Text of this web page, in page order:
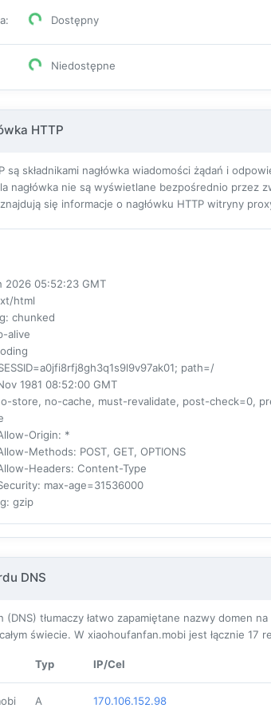
: Dostępny
Niedostępne
HTTP
są składnikami nagłówka wiadomości żądań i
nagłówka nie są wyświetlane bezpośrednio
się informacje o nagłówku HTTP witryny
2026 05:52:23 GMT
html
: chunked
alive
path=/
1981 08:52:00 GMT
store, no-cache, must-revalidate, post-check=0,
Origin: *
Methods: POST, GET, OPTIONS
Headers: Content-Type
: max-age=31536000
: gzip
DNS
(DNS) tłumaczy łatwo zapamiętane nazwy domen
świecie. W xiaohoufanfan.mobi jest łącznie 17
Typ IP/Cel
A 170.106.152.98